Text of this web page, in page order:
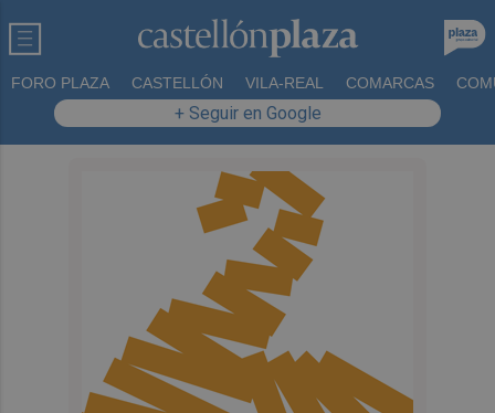
FORO PLAZA CASTELLÓN VILA-REAL COMARCAS
+ Seguir en Google